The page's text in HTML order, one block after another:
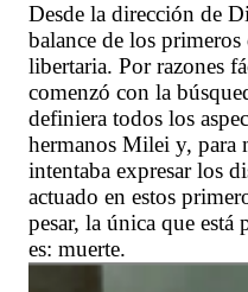
Desde la dirección de
balance de los
libertaria. Por razones
comenzó con la
definiera todos los
hermanos Milei y, para
intentaba expresar los
actuado en estos
pesar, la única que
es: muerte.